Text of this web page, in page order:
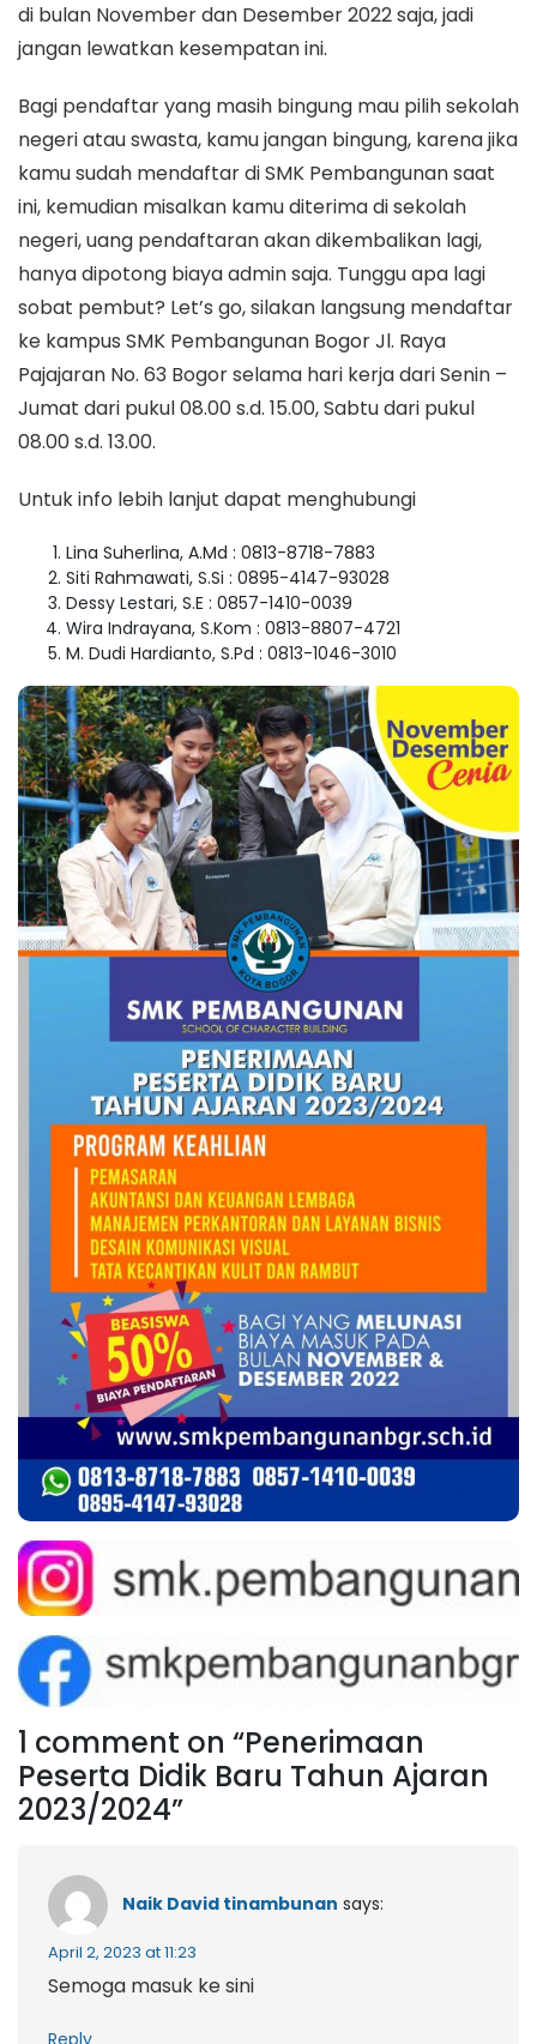
di bulan November dan Desember 2022 saja, jadi
jangan lewatkan kesempatan ini.
Bagi pendaftar yang masih bingung mau pilih sekolah
negeri atau swasta, kamu jangan bingung, karena jika
kamu sudah mendaftar di SMK Pembangunan saat
ini, kemudian misalkan kamu diterima di sekolah
negeri, uang pendaftaran akan dikembalikan lagi,
hanya dipotong biaya admin saja. Tunggu apa lagi
sobat pembut? Let’s go, silakan langsung mendaftar
ke kampus SMK Pembangunan Bogor Jl. Raya
Pajajaran No. 63 Bogor selama hari kerja dari Senin –
Jumat dari pukul 08.00 s.d. 15.00, Sabtu dari pukul
08.00 s.d. 13.00.
Untuk info lebih lanjut dapat menghubungi
Lina Suherlina, A.Md : 0813-8718-7883
Siti Rahmawati, S.Si : 0895-4147-93028
Dessy Lestari, S.E : 0857-1410-0039
Wira Indrayana, S.Kom : 0813-8807-4721
M. Dudi Hardianto, S.Pd : 0813-1046-3010
1 comment on “Penerimaan
Peserta Didik Baru Tahun Ajaran
2023/2024”
Naik David tinambunan says:
April 2, 2023 at 11:23
Semoga masuk ke sini
Reply